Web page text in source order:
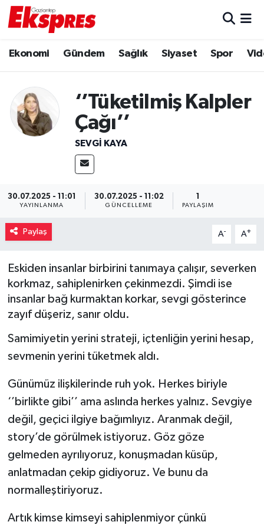
Ekonomi Gündem Sağlık Siyaset Spor
‘’Tüketilmiş Kalpler
Çağı’’
SEVGI KAYA
30.07.2025 - 11:01
YAYINLANMA
30.07.2025 - 11:02
GÜNCELLEME
1
PAYLAŞIM
Paylaş A- A+
Eskiden insanlar birbirini tanımaya çalışır, severken
korkmaz, sahiplenirken çekinmezdi. Şimdi ise
insanlar bağ kurmaktan korkar, sevgi gösterince
zayıf düşeriz, sanır oldu.
Samimiyetin yerini strateji, içtenliğin yerini hesap,
sevmenin yerini tüketmek aldı.
Günümüz ilişkilerinde ruh yok. Herkes biriyle
‘’birlikte gibi’’ ama aslında herkes yalnız. Sevgiye
değil, geçici ilgiye bağımlıyız. Aranmak değil,
story’de görülmek istiyoruz. Göz göze
gelmeden ayrılıyoruz, konuşmadan küsüp,
anlatmadan çekip gidiyoruz. Ve bunu da
normalleştiriyoruz.
Artık kimse kimseyi sahiplenmiyor çünkü
Ekonomi
Gaziantep son dakika
Genel
Haberler
Kültür Sanat
Müzik
Piyasa
Resmi İlanlar
Sinemalar
Siyaset
Spor
Teknoloji
Trafik Durumu
Puan Durumu ve Fikstür
Tüm Manşetler
Son Dakika Haberleri
Haber Arşivi